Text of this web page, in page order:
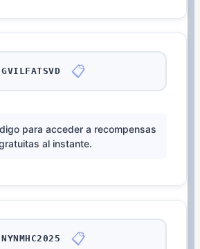
GVILFATSVD 📋
para acceder a recompensas
al instante.
NYNMHC2025 📋